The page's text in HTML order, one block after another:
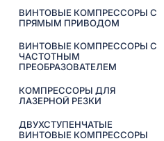
ВИНТОВЫЕ КОМПРЕССОРЫ С
ПРЯМЫМ ПРИВОДОМ
ВИНТОВЫЕ КОМПРЕССОРЫ С
ЧАСТОТНЫМ
ПРЕОБРАЗОВАТЕЛЕМ
КОМПРЕССОРЫ ДЛЯ
ЛАЗЕРНОЙ РЕЗКИ
ДВУХСТУПЕНЧАТЫЕ
ВИНТОВЫЕ КОМПРЕССОРЫ